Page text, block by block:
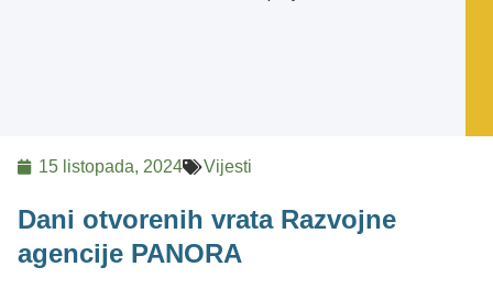
15 listopada, 2024 Vijesti
Dani otvorenih vrata Razvojne
agencije PANORA